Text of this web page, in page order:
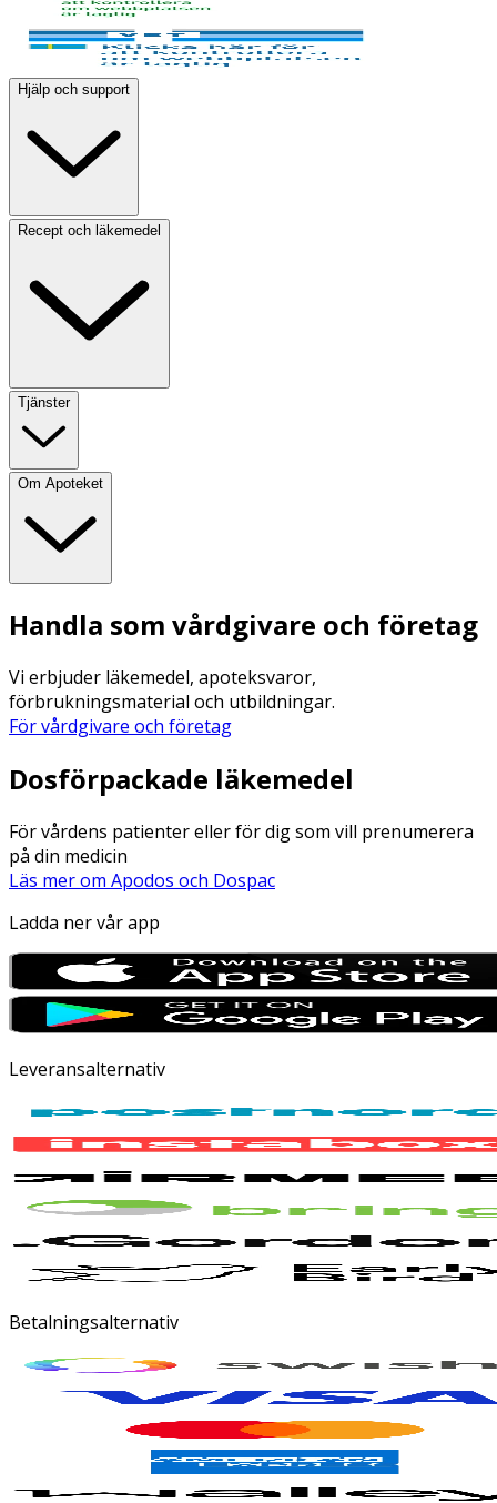
Hjälp och support
Recept och läkemedel
Tjänster
Om Apoteket
Handla som vårdgivare och företag
Vi erbjuder läkemedel, apoteksvaror,
förbrukningsmaterial och utbildningar.
För vårdgivare och företag
Dosförpackade läkemedel
För vårdens patienter eller för dig som vill prenumerera
på din medicin
Läs mer om Apodos och Dospac
Ladda ner vår app
Leveransalternativ
Betalningsalternativ